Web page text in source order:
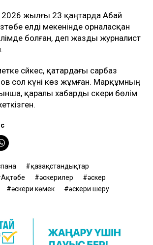
жылғы 23 қаңтарда Абай
елді мекенінде орналасқан
болған, деп жазды журналист
сәйкес, қатардағы сарбаз
сол күні көз жұмған. Марқұмның
қаралы хабарды әскери бөлім
қазақстандықтар
Ақтөбе әскерилер
әскер
әскери көмек әскери шеру